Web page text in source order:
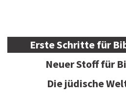
Erste Schritte für
Neuer Stoff für
Die jüdische